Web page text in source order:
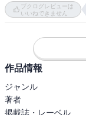
ブクログレビューは
いいねできません
作品情報
ジャンル
著者
掲載誌・レーベル